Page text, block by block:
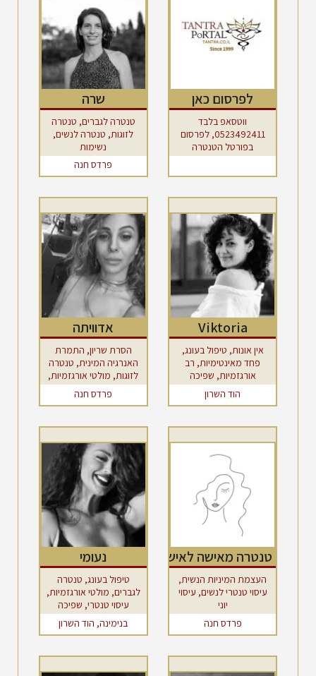
לפרסום כאן
ווטסאפ בלבד
0523492411, לפרסום
בפורטל הטנטרה
שרה
טנטרה לגברים, טנטרה
לזוגות, טנטרה לנשים,
נשימות
פרדס חנה
Viktoria
אין אונות, טיפול בעונג,
פחד מאינטימיות, רב
אורגזמיות, שפיכה
מוקדמת
הוד השרון
אדוויתה
הסרת שריון, התמרת
האנרגיה המינית, טנטרה
לזוגות, מולטי אורגזמיות,
עיסוי יוני, פחד מאינטימיות
פרדס חנה
טנטרה מאישה לאישה
העצמת המיניות הנשית,
עיסוי טנטרי לנשים, עיסוי
יוני
פרדס חנה
נעומי
טיפול בעונג, טנטרה
לגברים, מולטי אורגזמיות,
עיסוי טנטרי, שפיכה
מוקדמת
בנימינה, הוד השרון